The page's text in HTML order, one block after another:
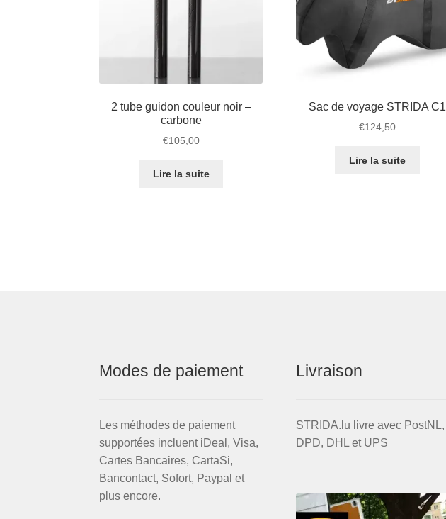
2 tube guidon couleur noir –
carbone
€105,00
Lire la suite
Sac de voyage STRIDA C1
€124,50
Lire la suite
Modes de paiement
Les méthodes de paiement
supportées incluent iDeal, Visa,
Cartes Bancaires, CartaSi,
Bancontact, Sofort, Paypal et
plus encore.
Livraison
STRIDA.lu livre avec PostNL,
DPD, DHL et UPS